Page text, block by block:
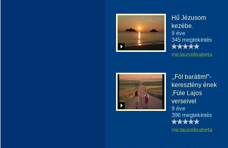
Hű Jézusom
kezébe.
9 éve
345 megtekintés
miclauselisabeta
,,Föl barátim!''-
keresztény ének
,Füle Lajos
verseivel
9 éve
396 megtekintés
miclauselisabeta